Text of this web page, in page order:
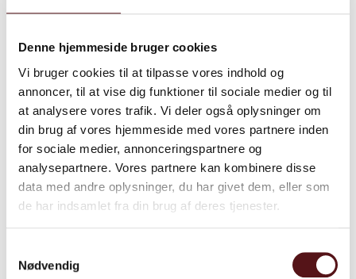
Denne hjemmeside bruger cookies
Vi bruger cookies til at tilpasse vores indhold og
annoncer, til at vise dig funktioner til sociale medier og til
at analysere vores trafik. Vi deler også oplysninger om
din brug af vores hjemmeside med vores partnere inden
for sociale medier, annonceringspartnere og
analysepartnere. Vores partnere kan kombinere disse
data med andre oplysninger, du har givet dem, eller som
de har indsamlet fra din brug af deres tjenester.
Nødvendig
Når man har ajourført et sikkerhedsdatablad, har man pligt til
modtagere af stoffet eller blandingen, som har modtaget det
inden for de sidste 12 måneder.
Joblife A/S kan udarbejde sikkerhedsdatablade, og som
standard tilbyder vi sikkerhedsdatablade på dansk, engelsk,
norsk, svensk og tysk, men hvis du har brug for det på andre
sprog, så kontakt os.
Ønsker du at tale med en af vores konsulenter med speciale